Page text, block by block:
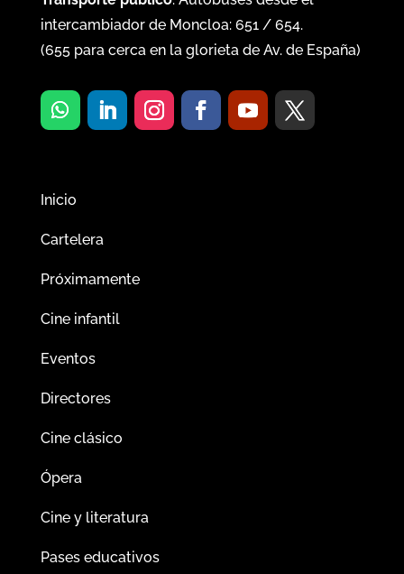
intercambiador de Moncloa: 651/ 654.
(655para cerca en la glorieta de Av. de España)
Inicio
Cartelera
Próximamente
Cine infantil
Eventos
Directores
Cine clásico
Ópera
Cine y literatura
Pases educativos